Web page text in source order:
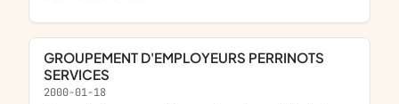
GROUPEMENT D'EMPLOYEURS PERRINOTS
SERVICES
2000-01-18